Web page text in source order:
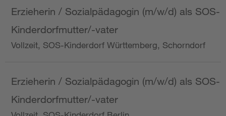
Erzieherin / Sozialpädagogin (m/w/d) als SOS-
Kinderdorfmutter/-vater
Vollzeit, SOS-Kinderdorf Württemberg, Schorndorf
Erzieherin / Sozialpädagogin (m/w/d) als SOS-
Kinderdorfmutter/-vater